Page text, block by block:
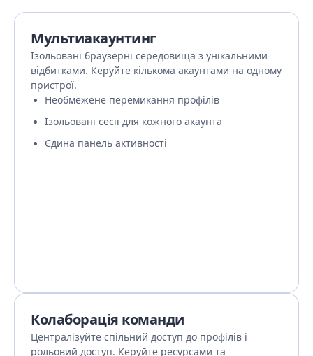
Мультиакаунтинг
Ізольовані браузерні середовища з унікальними
відбитками. Керуйте кількома акаунтами на одному
пристрої.
Необмежене перемикання профілів
Ізольовані сесії для кожного акаунта
Єдина панель активності
Колаборація команди
Централізуйте спільний доступ до профілів і
рольовий доступ. Керуйте ресурсами та